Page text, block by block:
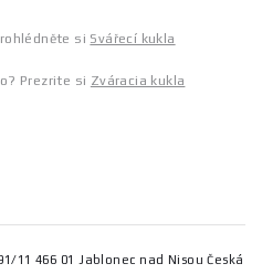
si Svářecí kukla
Prezrite si Zváracia kukla
11 466 01 Jablonec nad Nisou Česká